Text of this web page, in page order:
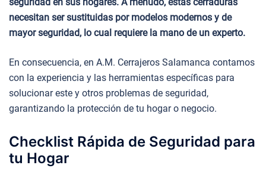
necesitan ser sustituidas por modelos modernos y de
mayor seguridad, lo cual requiere la mano de un experto.
En consecuencia, en A.M. Cerrajeros Salamanca contamos
con la experiencia y las herramientas específicas para
solucionar este y otros problemas de seguridad,
garantizando la protección de tu hogar o negocio.
Checklist Rápida de Seguridad para
tu Hogar